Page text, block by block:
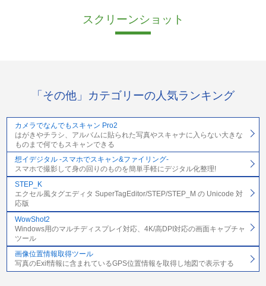
スクリーンショット
「その他」カテゴリーの人気ランキング
カメラでなんでもスキャン Pro2
はがきやチラシ、アルバムに貼られた写真やスキャナに入らない大きな
ものまで何でもスキャンできる
想イデジタル -スマホでスキャン&ファイリング-
スマホで撮影して身の回りのものを簡単手軽にデジタル化整理!
STEP_K
エクセル風タグエディタ SuperTagEditor/STEP/STEP_M の Unicode 対
応版
WowShot2
Windows用のマルチディスプレイ対応、4K/高DPI対応の画面キャプチャ
ツール
画像位置情報取得ツール
写真のExif情報に含まれているGPS位置情報を取得し地図で表示する